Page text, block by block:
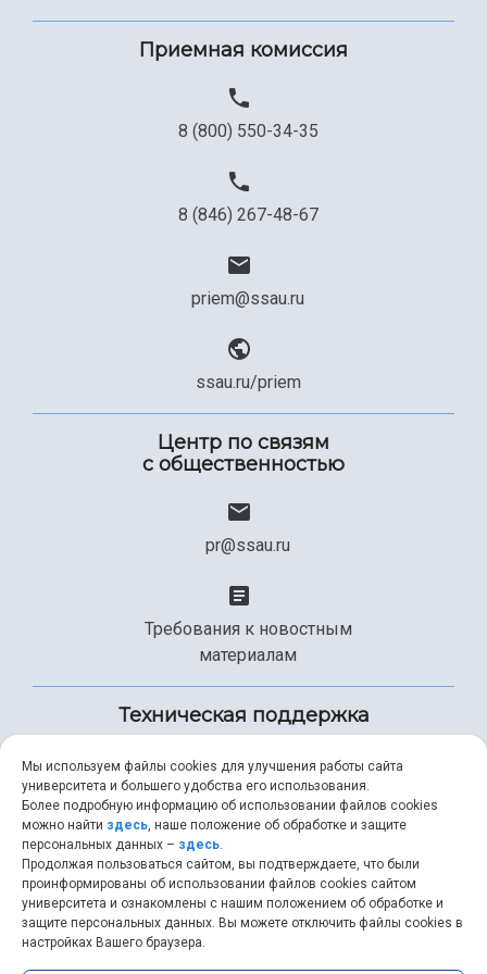
Официальные документы
Приемная комиссия
8 (800) 550-34-35
8 (846) 267-48-67
priem@ssau.ru
ssau.ru/priem
Центр по связям
с общественностью
pr@ssau.ru
Требования к новостным
материалам
Техническая поддержка
+7 (846) 267-49-99
help@ssau.ru
Мы используем файлы cookies для улучшения работы сайта
университета и большего удобства его использования.
Более подробную информацию об использовании файлов cookies
можно найти здесь, наше положение об обработке и защите
персональных данных – здесь.
Продолжая пользоваться сайтом, вы подтверждаете, что были
проинформированы об использовании файлов cookies сайтом
университета и ознакомлены с нашим положением об обработке и
защите персональных данных. Вы можете отключить файлы cookies в
настройках Вашего браузера.